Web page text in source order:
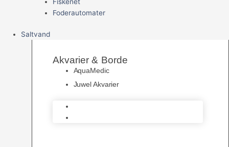
Foderautomater
Saltvand
Akvarier & Borde
AquaMedic
Juwel Akvarier